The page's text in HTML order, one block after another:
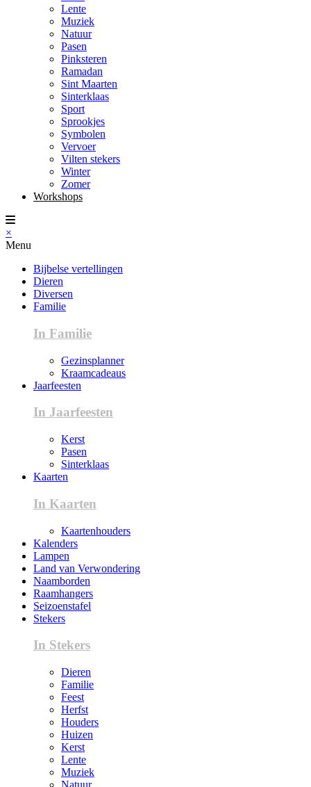
Lente
Muziek
Natuur
Pasen
Pinksteren
Ramadan
Sint Maarten
Sinterklaas
Sport
Sprookjes
Symbolen
Vervoer
Vilten stekers
Winter
Zomer
Workshops
×
Menu
Bijbelse vertellingen
Dieren
Diversen
Familie
In Familie
Gezinsplanner
Kraamcadeaus
Jaarfeesten
In Jaarfeesten
Kerst
Pasen
Sinterklaas
Kaarten
In Kaarten
Kaartenhouders
Kalenders
Lampen
Land van Verwondering
Naamborden
Raamhangers
Seizoenstafel
Stekers
In Stekers
Dieren
Familie
Feest
Herfst
Houders
Huizen
Kerst
Lente
Muziek
Natuur